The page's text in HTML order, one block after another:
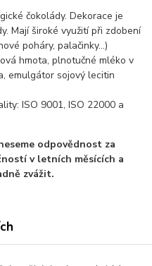
čokolády. Dekorace je
Mají široké využití při zdobení
poháry, palačinky...)
hmota, plnotučné mléko v
emulgátor sojový lecitin
ISO 9001, ISO 22000 a
odpovědnost za
v letních měsících a
zvážit.